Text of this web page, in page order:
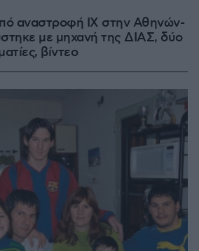
αναστροφή ΙΧ στην Αθηνών-
με μηχανή της ΔΙΑΣ, δύο
βίντεο